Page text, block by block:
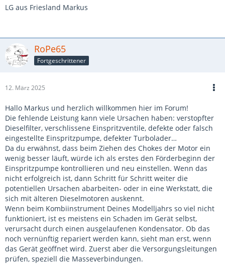
LG aus Friesland Markus
RoPe65
Fortgeschrittener
12. März 2025
Hallo Markus und herzlich willkommen hier im Forum!
Die fehlende Leistung kann viele Ursachen haben: verstopfter
Dieselfilter, verschlissene Einspritzventile, defekte oder falsch
eingestellte Einspritzpumpe, defekter Turbolader…
Da du erwähnst, dass beim Ziehen des Chokes der Motor ein
wenig besser läuft, würde ich als erstes den Förderbeginn der
Einspritzpumpe kontrollieren und neu einstellen. Wenn das
nicht erfolgreich ist, dann Schritt für Schritt weiter die
potentiellen Ursachen abarbeiten- oder in eine Werkstatt, die
sich mit älteren Dieselmotoren auskennt.
Wenn beim Kombiinstrument Deines Modelljahrs so viel nicht
funktioniert, ist es meistens ein Schaden im Gerät selbst,
verursacht durch einen ausgelaufenen Kondensator. Ob das
noch vernünftig repariert werden kann, sieht man erst, wenn
das Gerät geöffnet wird. Zuerst aber die Versorgungsleitungen
prüfen, speziell die Masseverbindungen.